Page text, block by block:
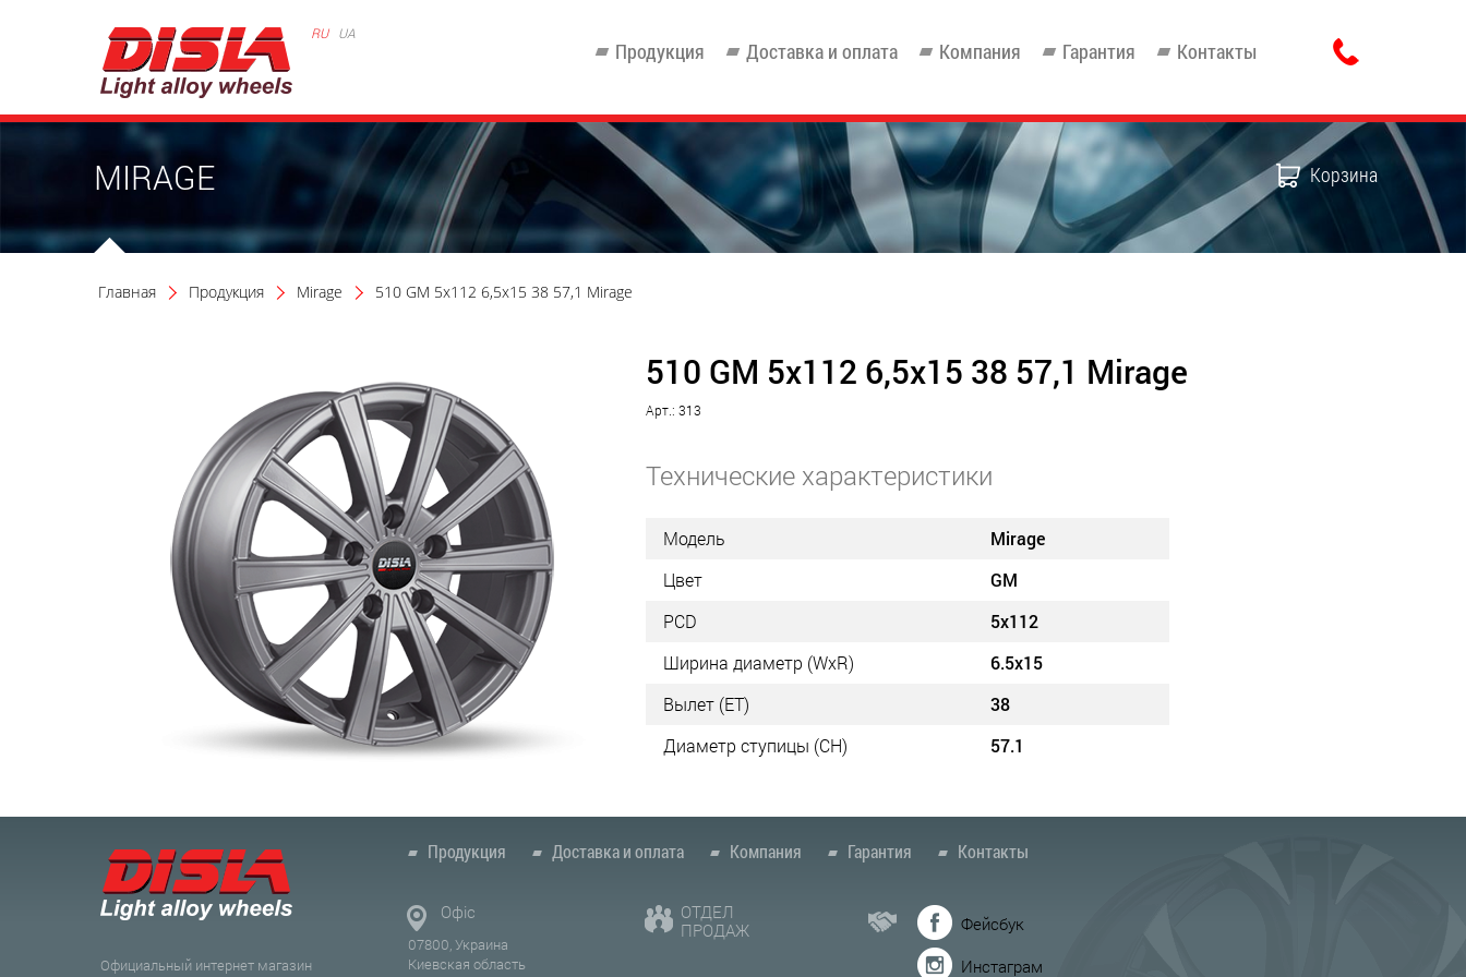
RU UA
Продукция Доставка и оплата Компания Гарантия Контакты
MIRAGE Корзина
Главная Продукция Mirage 510 GM 5x112 6,5x15 38 57,1 Mirage
510 GM 5x112 6,5x15 38 57,1 Mirage
Арт.: 313
Технические характеристики
Модель
Mirage
Цвет
GM
PCD
5x112
Ширина диаметр (WxR)
6.5x15
Вылет (ET)
38
Диаметр ступицы (СН)
57.1
Официальный интернет магазин
Продукция Доставка и оплата Компания Гарантия Контакты
Офіс
07800, Украина
Киевская область
ОТДЕЛ
ПРОДАЖ
Фейсбук
Инстаграм